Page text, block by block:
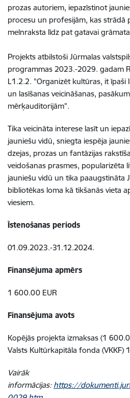
prozas autoriem, iepazīstinot
procesu un profesijām, kas strādā
melnraksta līdz pat gatavai
Projekts atbilstoši Jūrmalas
programmas 2023.-2029. gadam
L1.2.2. "Organizēt kultūras, it īpaši
un lasīšanas veicināšanas,
mērķauditorijām".
Tika veicināta interese lasīt un
jauniešu vidū, sniegta iespēja
dzejas, prozas un fantāzijas
veidošanas prasmes, popularizēta
jauniešu vidū un tika paaugstināta
bibliotēkas loma kā tikšanās vieta
viesiem.
Īstenošanas periods
01.09.2023.-31.12.2024.
Finansējuma apmērs
1 600.00 EUR
Finansējuma avots
Kopējās projekta izmaksas (1
Valsts Kultūrkapitāla fonda (VKKF)
Vairāk
informācijas: https://